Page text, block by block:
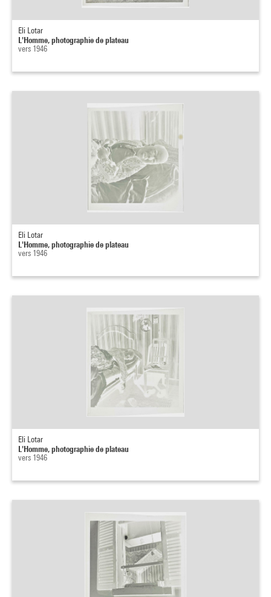
Eli Lotar
L'Homme, photographie de plateau
vers 1946
Eli Lotar
L'Homme, photographie de plateau
vers 1946
Eli Lotar
L'Homme, photographie de plateau
vers 1946